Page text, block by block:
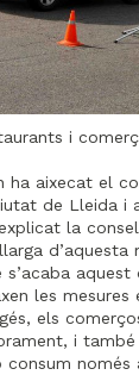
i
ha aixecat el
de Lleida i
la
d’aquesta
les mesures
els
i
només